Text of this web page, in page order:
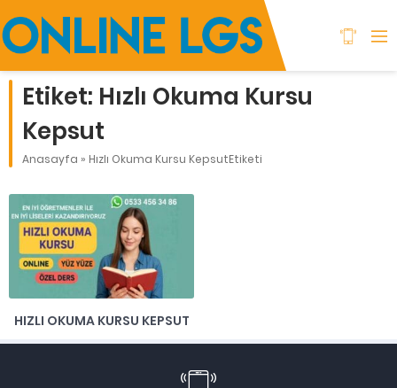
Etiket: Hızlı Okuma Kursu
Kepsut
Anasayfa » Hızlı Okuma Kursu KepsutEtiketi
HIZLI OKUMA KURSU KEPSUT